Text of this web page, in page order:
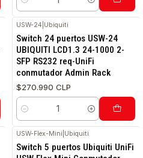
Cantidad
USW-24 Ubiquiti
Switch 24 puertos USW-24
UBIQUITI LCD1.3 24-1000 2-
SFP RS232 req-UniFi
conmutador Admin Rack
$270.990 CLP
Cantidad
USW-Flex-Mini Ubiquiti
Switch 5 puertos Ubiquiti UniFi